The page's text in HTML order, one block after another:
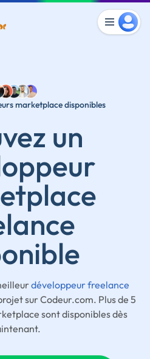
marketplace disponibles
un
développeur freelance
sur Codeur.com. Plus de 5
sont disponibles dès